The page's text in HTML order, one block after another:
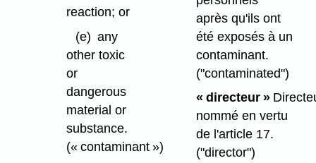
reaction; or
(e) any
other toxic
or
dangerous
material or
substance.
(« contaminant »)
après qu'ils ont
été exposés à un
contaminant.
("contaminated")
« directeur »
nommé en vertu
de l'article 17.
("director")